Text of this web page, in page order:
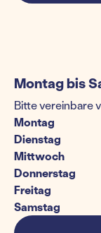
Montag bis
Bitte vereinbare
Montag
Dienstag
Mittwoch
Donnerstag
Freitag
Samstag